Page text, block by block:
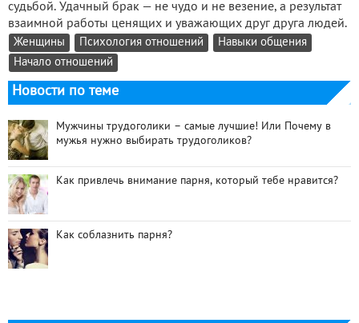
судьбой. Удачный брак — не чудо и не везение, а результат
взаимной работы ценящих и уважающих друг друга людей.
Женщины Психология отношений
Навыки общения
Начало отношений
Новости по теме
Мужчины трудоголики – самые лучшие! Или Почему в
мужья нужно выбирать трудоголиков?
Как привлечь внимание парня, который тебе нравится?
Как соблазнить парня?